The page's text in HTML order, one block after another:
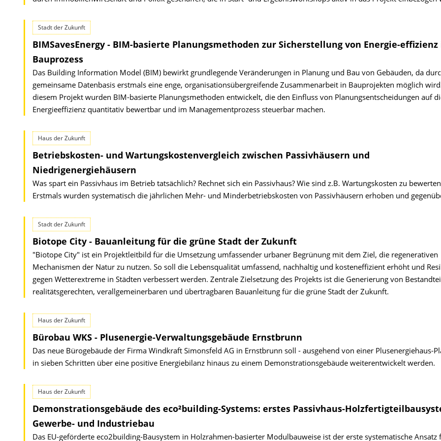
Stadt der Zukunft
BIMSavesEnergy - BIM-basierte Planungsmethoden zur Sicherstellung von Energie-effizienz
Bauprozess
Das Building Information Model (BIM) bewirkt grundlegende Veränderungen in Planung und Bau von Gebäuden, da
gemeinsame Datenbasis erstmals eine enge, organisationsübergreifende Zusammenarbeit in Bauprojekten möglich
diesem Projekt wurden BIM-basierte Planungsmethoden entwickelt, die den Einfluss von Planungsentscheidungen auf
Energieeffizienz quantitativ bewertbar und im Managementprozess steuerbar machen.
Haus der Zukunft
Betriebskosten- und Wartungskostenvergleich zwischen Passivhäusern und
Niedrigenergiehäusern
Was spart ein Passivhaus im Betrieb tatsächlich? Rechnet sich ein Passivhaus? Wie sind z.B. Wartungskosten zu
Erstmals wurden systematisch die jährlichen Mehr- und Minderbetriebskosten von Passivhäusern erhoben und
Stadt der Zukunft
Biotope City - Bauanleitung für die grüne Stadt der Zukunft
"Biotope City" ist ein Projektleitbild für die Umsetzung umfassender urbaner Begrünung mit dem Ziel, die regenerativen
Mechanismen der Natur zu nutzen. So soll die Lebensqualität umfassend, nachhaltig und kosteneffizient erhöht und
gegen Wetterextreme in Städten verbessert werden. Zentrale Zielsetzung des Projekts ist die Generierung von
realitätsgerechten, verallgemeinerbaren und übertragbaren Bauanleitung für die grüne Stadt der Zukunft.
Haus der Zukunft
Bürobau WKS - Plusenergie-Verwaltungsgebäude Ernstbrunn
Das neue Bürogebäude der Firma Windkraft Simonsfeld AG in Ernstbrunn soll - ausgehend von einer Plusenergiehaus-
in sieben Schritten über eine positive Energiebilanz hinaus zu einem Demonstrationsgebäude weiterentwickelt werden.
Haus der Zukunft
Demonstrationsgebäude des eco²building-Systems: erstes Passivhaus-
Gewerbe- und Industriebau
Das EU-geförderte eco2building-Bausystem in Holzrahmen-basierter Modulbauweise ist der erste systematische Ansatz